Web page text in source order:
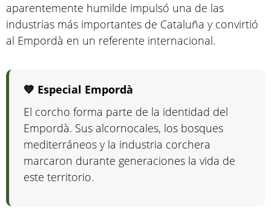
aparentemente humilde impulsó una de las
industrias más importantes de Cataluña y convirtió
al Empordà en un referente internacional.
💙 Especial Empordà
El corcho forma parte de la identidad del
Empordà. Sus alcornocales, los bosques
mediterráneos y la industria corchera
marcaron durante generaciones la vida de
este territorio.